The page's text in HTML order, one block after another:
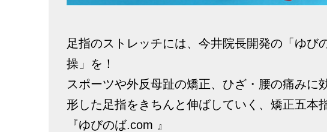
足指のストレッチには、今井院長開発の「ゆび
操」を！
スポーツや外反母趾の矯正、ひざ・腰の痛みに
形した足指をきちんと伸ばしていく、矯正五本
『ゆびのば.com 』